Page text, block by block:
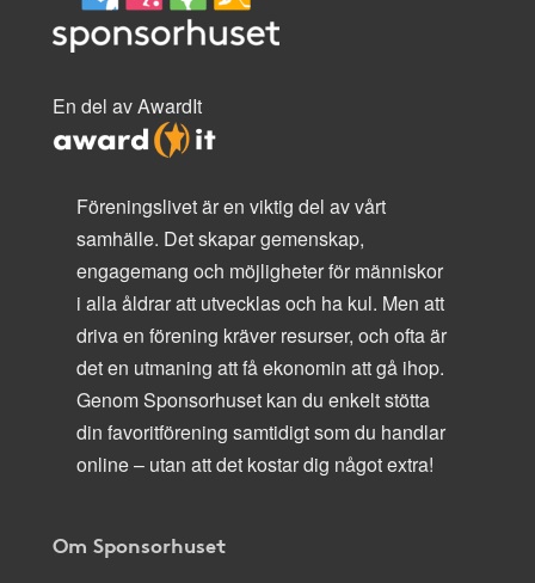
En del av AwardIt
Föreningslivet är en viktig del av vårt
samhälle. Det skapar gemenskap,
engagemang och möjligheter för människor
i alla åldrar att utvecklas och ha kul. Men att
driva en förening kräver resurser, och ofta är
det en utmaning att få ekonomin att gå ihop.
Genom Sponsorhuset kan du enkelt stötta
din favoritförening samtidigt som du handlar
online – utan att det kostar dig något extra!
Om Sponsorhuset